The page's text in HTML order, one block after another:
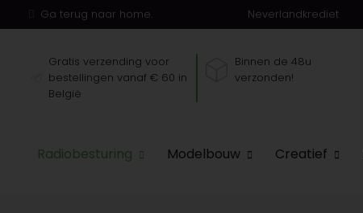
Ga terug naar home. Neverlandkrediet
Gratis verzending voor
bestellingen vanaf € 60 in
België
Binnen de 48u
verzonden!
Radiobesturing Modelbouw Creatief